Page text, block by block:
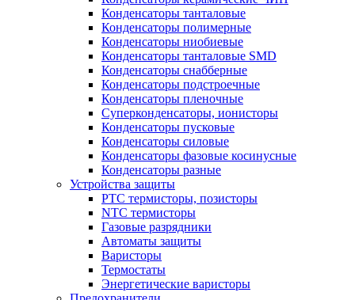
Конденсаторы танталовые
Конденсаторы полимерные
Конденсаторы ниобиевые
Конденсаторы танталовые SMD
Конденсаторы снабберные
Конденсаторы подстроечные
Конденсаторы пленочные
Суперконденсаторы, ионисторы
Конденсаторы пусковые
Конденсаторы силовые
Конденсаторы фазовые косинусные
Конденсаторы разные
Устройства защиты
PTC термисторы, позисторы
NTC термисторы
Газовые разрядники
Автоматы защиты
Варисторы
Термостаты
Энергетические варисторы